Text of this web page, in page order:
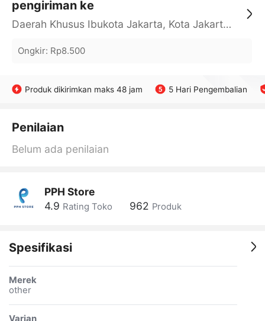
pengiriman ke
Daerah Khusus Ibukota Jakarta, Kota Jakarta Barat, Cengkareng, yy
Ongkir: Rp8.500
Produk dikirimkan maks 48 jam 5 Hari Pengembalian
Penilaian
Belum ada penilaian
PPH Store
4.9 Rating Toko 962 Produk
Spesifikasi
Merek
other
Varian